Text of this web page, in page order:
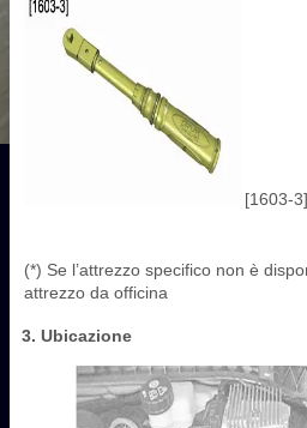
[1603-
(*) Se l’attrezzo specifico non è
attrezzo da officina
3. Ubicazione